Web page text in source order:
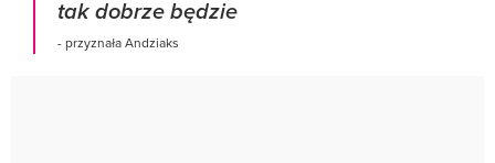
tak dobrze będzie
- przyznała Andziaks